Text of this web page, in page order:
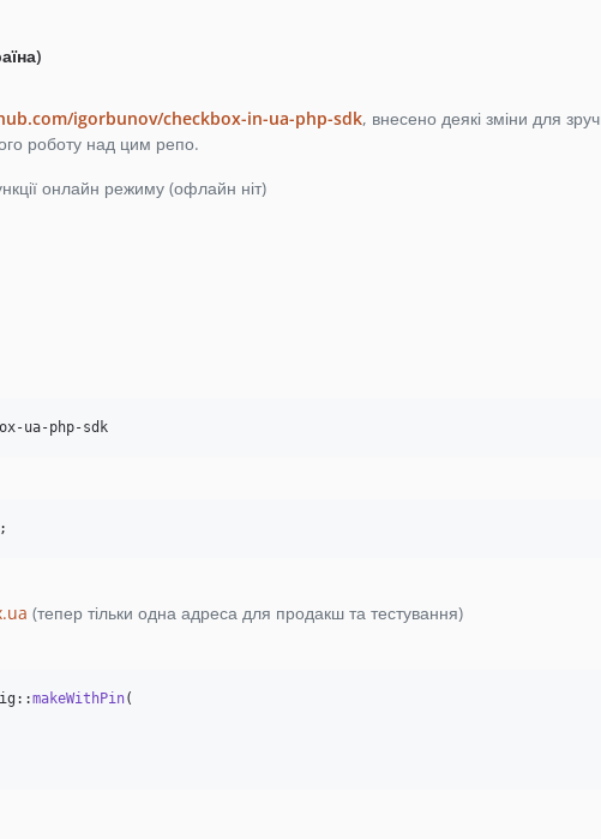
igorbunov/checkbox-in-ua-php-sdk, внесено деякі зміни для
роботу над цим репо.
онлайн режиму (офлайн ніт)
ua-php-sdk
;
(тепер тільки одна адреса для продакш та тестування)
makeWithPin(